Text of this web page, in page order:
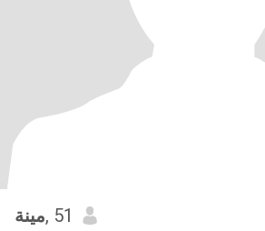
مينة, 51